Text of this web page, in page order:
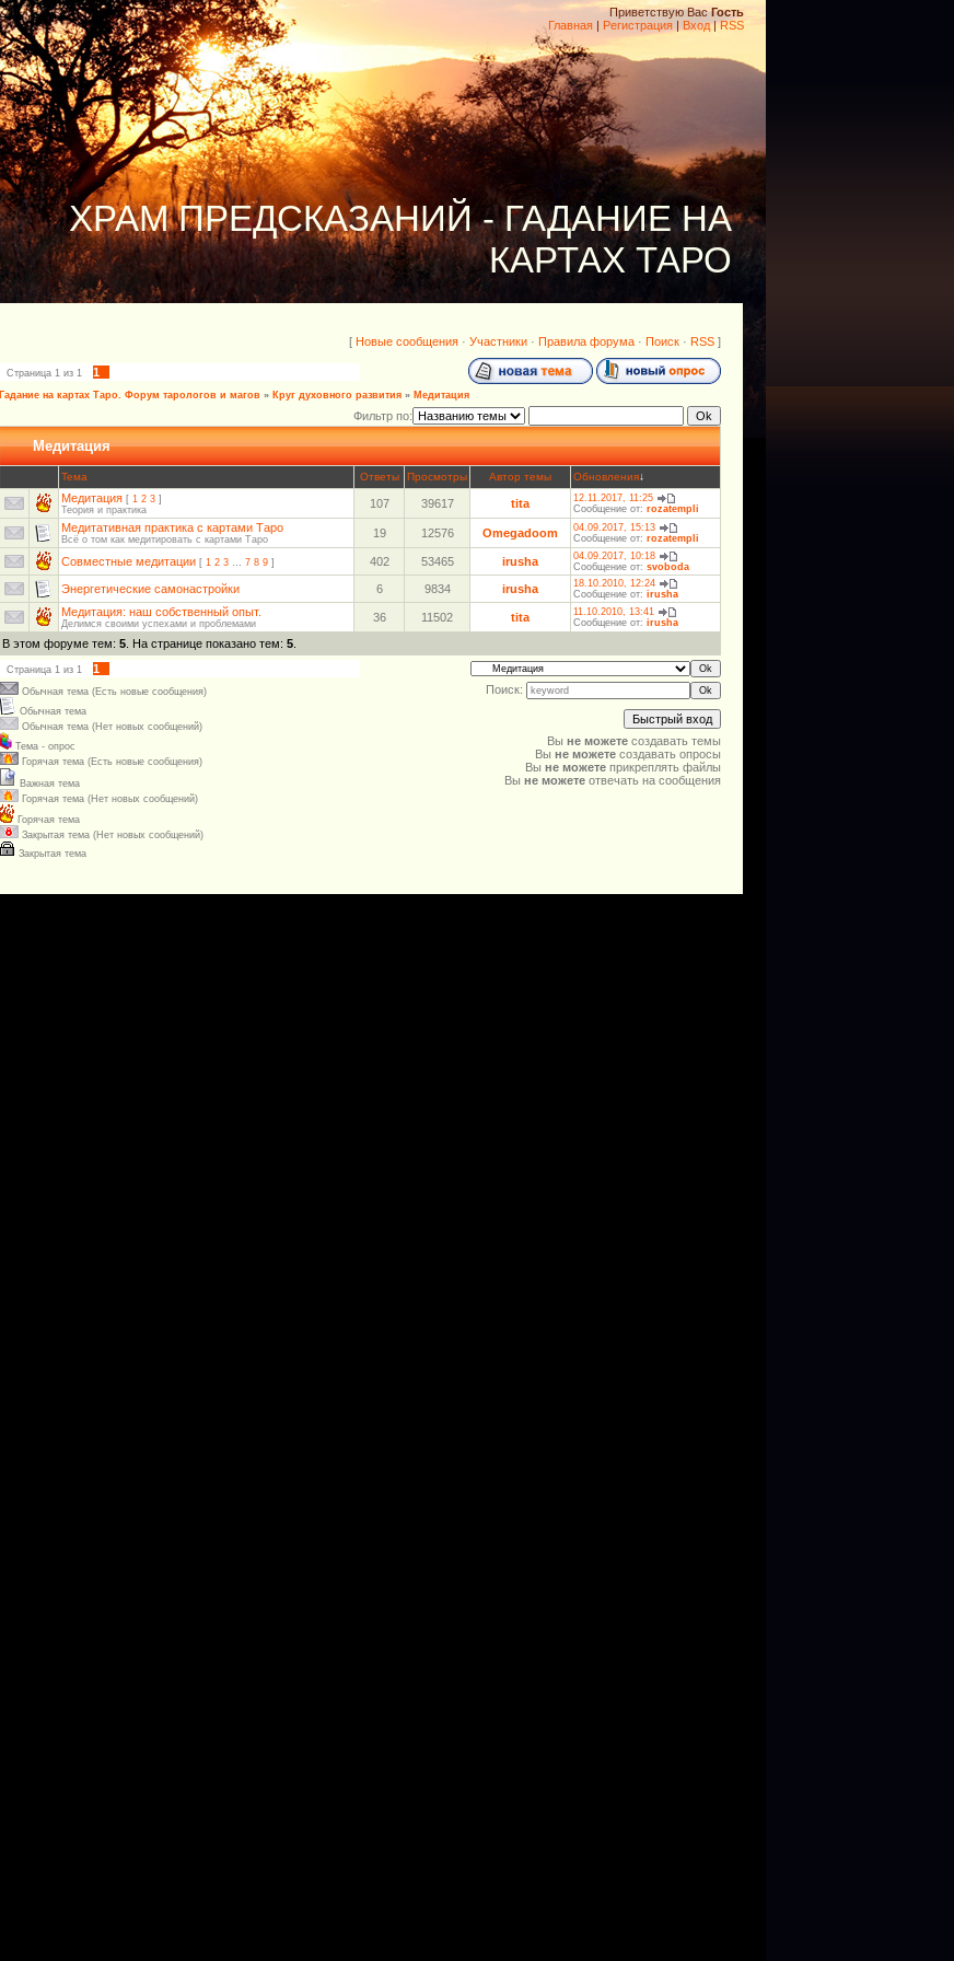
Приветствую Вас Гость
Главная | Регистрация | Вход|RSS
ХРАМ ПРЕДСКАЗАНИЙ - ГАДАНИЕ НА
КАРТАХ ТАРО
[ Новые сообщения · Участники · Правила форума · Поиск · RSS ]
Страница 1 из 1 1
Гадание на картах Таро. Форум тарологов и магов » Круг духовного развития » Медитация
Фильтр по:
Медитация
Тема Ответы Просмотры Автор темы Обновления↓
Медитация [ 1 2 3 ]
Теория и практика
107 39617 tita
12.11.2017, 11:25
Сообщение от: rozatempli
Медитативная практика с картами Таро
Всё о том как медитировать с картами Таро 19 12576 Omegadoom
04.09.2017, 15:13
Сообщение от: rozatempli
Совместные медитации [ 1 2 3 … 7 8 9 ] 402 53465 irusha
04.09.2017, 10:18
Сообщение от: svoboda
Энергетические самонастройки 6 9834 irusha
18.10.2010, 12:24
Сообщение от: irusha
Медитация: наш собственный опыт.
Делимся своими успехами и проблемами 36 11502 tita
11.10.2010, 13:41
Сообщение от: irusha
В этом форуме тем: 5 . На странице показано тем: 5
Страница 1 из 1 1
Обычная тема (Есть новые сообщения)
Обычная тема
Обычная тема (Нет новых сообщений)
Тема - опрос
Горячая тема (Есть новые сообщения)
Важная тема
Горячая тема (Нет новых сообщений)
Горячая тема
Закрытая тема (Нет новых сообщений)
Закрытая тема
Поиск:
Вы не можете создавать темы
Вы не можете создавать опросы
Вы не можете прикреплять файлы
Вы не можете отвечать на сообщения